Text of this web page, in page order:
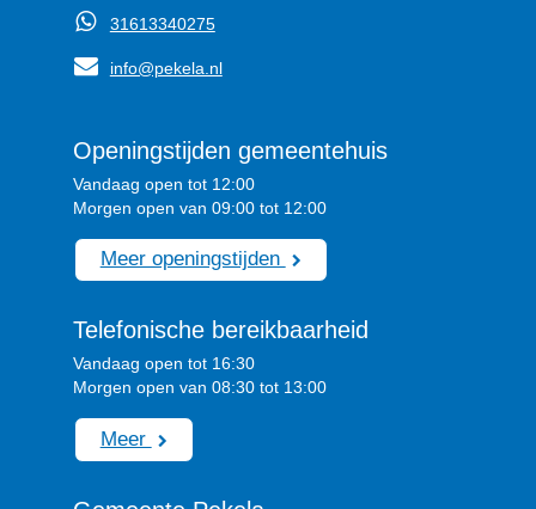
31613340275
info@pekela.nl
Openingstijden gemeentehuis
Vandaag open tot 12:00
Morgen open van 09:00 tot 12:00
Meer openingstijden
Telefonische bereikbaarheid
Vandaag open tot 16:30
Morgen open van 08:30 tot 13:00
Meer